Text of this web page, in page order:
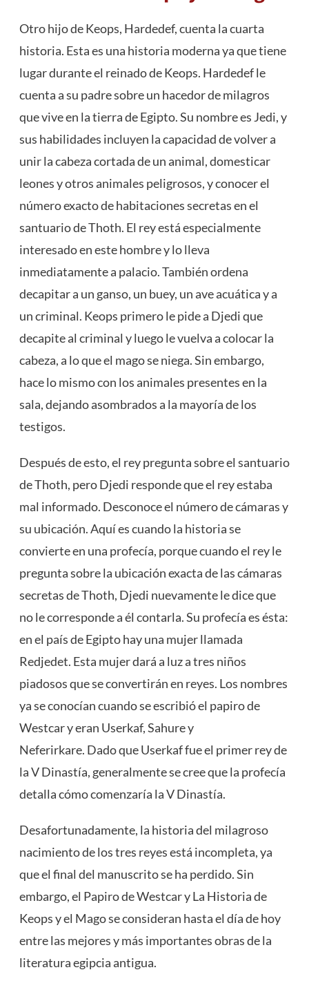
Otro hijo de Keops, Hardedef, cuenta la cuarta
historia. Esta es una historia moderna ya que tiene
lugar durante el reinado de Keops. Hardedef le
cuenta a su padre sobre un hacedor de milagros
que vive en la tierra de Egipto. Su nombre es Jedi, y
sus habilidades incluyen la capacidad de volver a
unir la cabeza cortada de un animal, domesticar
leones y otros animales peligrosos, y conocer el
número exacto de habitaciones secretas en el
santuario de Thoth. El rey está especialmente
interesado en este hombre y lo lleva
inmediatamente a palacio. También ordena
decapitar a un ganso, un buey, un ave acuática y a
un criminal. Keops primero le pide a Djedi que
decapite al criminal y luego le vuelva a colocar la
cabeza, a lo que el mago se niega. Sin embargo,
hace lo mismo con los animales presentes en la
sala, dejando asombrados a la mayoría de los
testigos.
Después de esto, el rey pregunta sobre el santuario
de Thoth, pero Djedi responde que el rey estaba
mal informado. Desconoce el número de cámaras y
su ubicación. Aquí es cuando la historia se
convierte en una profecía, porque cuando el rey le
pregunta sobre la ubicación exacta de las cámaras
secretas de Thoth, Djedi nuevamente le dice que
no le corresponde a él contarla. Su profecía es ésta:
en el país de Egipto hay una mujer llamada
Redjedet. Esta mujer dará a luz a tres niños
piadosos que se convertirán en reyes. Los nombres
ya se conocían cuando se escribió el papiro de
Westcar y eran Userkaf, Sahure y
Neferirkare. Dado que Userkaf fue el primer rey de
la V Dinastía, generalmente se cree que la profecía
detalla cómo comenzaría la V Dinastía.
Desafortunadamente, la historia del milagroso
nacimiento de los tres reyes está incompleta, ya
que el final del manuscrito se ha perdido. Sin
embargo, el Papiro de Westcar y La Historia de
Keops y el Mago se consideran hasta el día de hoy
entre las mejores y más importantes obras de la
literatura egipcia antigua.